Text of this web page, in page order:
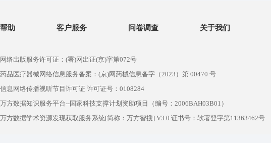
帮助 客户服务 问卷调查 关于我们
网络出版服务许可证：(署)网出证(京)字第072号
药品医疗器械网络信息服务备案：(京)网药械信息备字（2023）第 00470 号
信息网络传播视听节目许可证 许可证号：0108284
万方数据知识服务平台--国家科技支撑计划资助项目（编号：2006BAH03B01）
万方数据学术资源发现获取服务系统[简称：万方智搜] V3.0 证书号：软著登字第11363462号